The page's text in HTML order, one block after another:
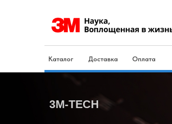
Каталог Оплата
Доставка
3M-TECH